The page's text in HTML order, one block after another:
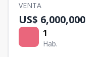
VENTA
US$ 6,000,000
1
Hab.